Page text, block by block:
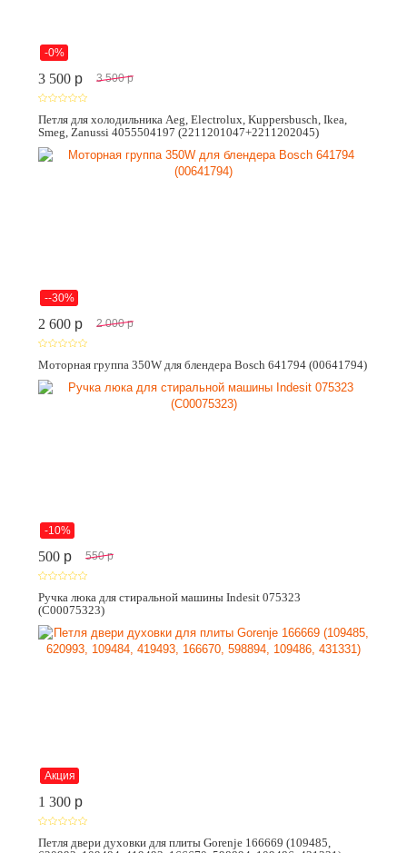
-0%
3 500 p 3 500 p
Петля для холодильника Aeg, Electrolux, Kuppersbusch, Ikea,
Smeg, Zanussi 4055504197 (2211201047+2211202045)
--30%
2 600 p 2 000 p
Моторная группа 350W для блендера Bosch 641794 (00641794)
-10%
500 p 550 p
Ручка люка для стиральной машины Indesit 075323
(C00075323)
Акция
1 300 p
Петля двери духовки для плиты Gorenje 166669 (109485,